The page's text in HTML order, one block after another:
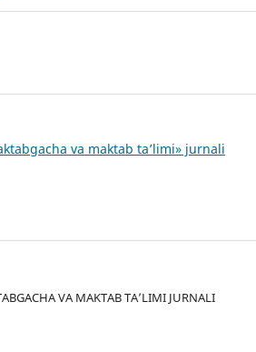
va maktab ta’limi» jurnali
VA MAKTAB TA’LIMI JURNALI